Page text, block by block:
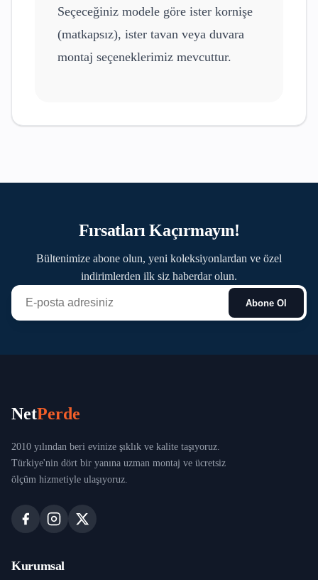
Seçeceğiniz modele göre ister kornişe
(matkapsız), ister tavan veya duvara
montaj seçeneklerimiz mevcuttur.
Fırsatları Kaçırmayın!
Bültenimize abone olun, yeni koleksiyonlardan ve özel
indirimlerden ilk siz haberdar olun.
Abone Ol
NetPerde
2010 yılından beri evinize şıklık ve kalite taşıyoruz.
Türkiye'nin dört bir yanına uzman montaj ve ücretsiz
ölçüm hizmetiyle ulaşıyoruz.
Kurumsal